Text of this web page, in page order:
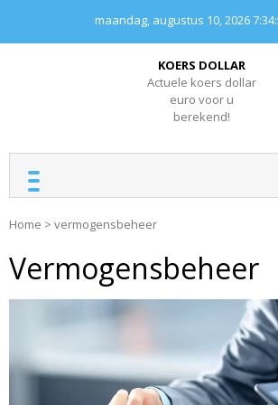
content
maandag, augustus 10, 2026
KOERS DOLLAR
Actuele koers dollar
euro voor u
berekend!
Home > vermogensbeheer
Vermogensbeheer